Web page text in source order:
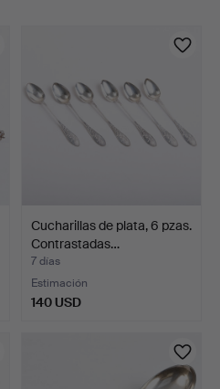
Cucharillas de plata, 6 pzas.
Contrastadas…
7 días
Estimación
140 USD